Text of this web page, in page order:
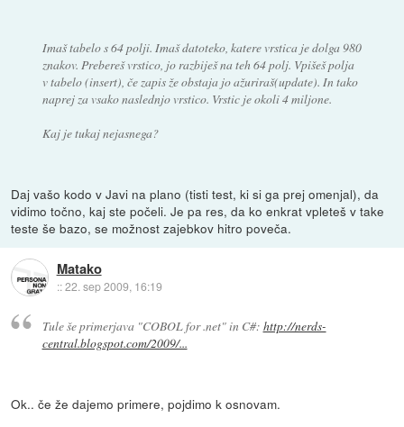
Imaš tabelo s 64 polji. Imaš datoteko, katere vrstica je dolga 980
znakov. Prebereš vrstico, jo razbiješ na teh 64 polj. Vpišeš polja
v tabelo (insert), če zapis že obstaja jo ažuriraš(update). In tako
naprej za vsako naslednjo vrstico. Vrstic je okoli 4 miljone.
Kaj je tukaj nejasnega?
Daj vašo kodo v Javi na plano (tisti test, ki si ga prej omenjal), da
vidimo točno, kaj ste počeli. Je pa res, da ko enkrat vpleteš v take
teste še bazo, se možnost zajebkov hitro poveča.
Matako
::22. sep 2009, 16:19
Tule še primerjava "COBOL for .net" in C#: http://nerds-
central.blogspot.com/2009/...
Ok.. če že dajemo primere, pojdimo k osnovam.